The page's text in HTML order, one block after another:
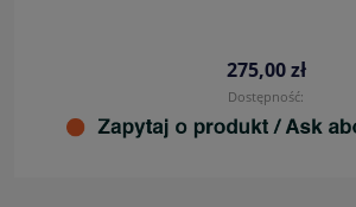
275,00 zł
Dostępność: